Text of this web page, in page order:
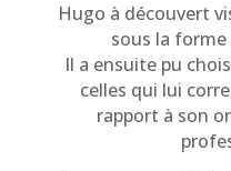
Hugo à découvert
sous la forme
Il a ensuite pu
celles qui lui
rapport à son